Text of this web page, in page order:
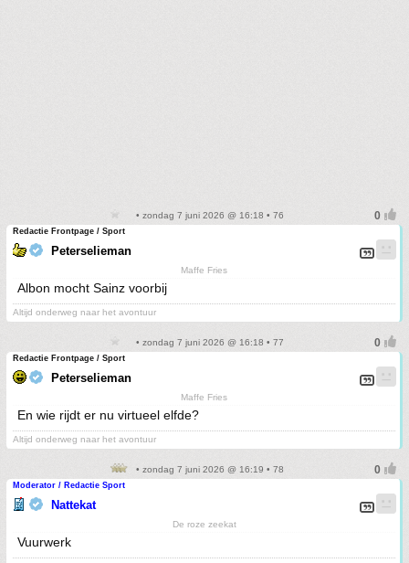
• zondag 7 juni 2026 @ 16:18 • 76
Redactie Frontpage / Sport
Peterselieman
Maffe Fries
Albon mocht Sainz voorbij
Altijd onderweg naar het avontuur
• zondag 7 juni 2026 @ 16:18 • 77
Redactie Frontpage / Sport
Peterselieman
Maffe Fries
En wie rijdt er nu virtueel elfde?
Altijd onderweg naar het avontuur
• zondag 7 juni 2026 @ 16:19 • 78
Moderator / Redactie Sport
Nattekat
De roze zeekat
Vuurwerk